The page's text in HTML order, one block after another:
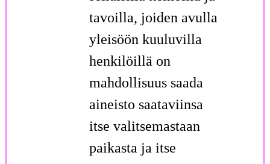
tavoilla, joiden avulla
yleisöön kuuluvilla
henkilöillä on
mahdollisuus saada
aineisto saataviinsa
itse valitsemastaan
paikasta ja itse